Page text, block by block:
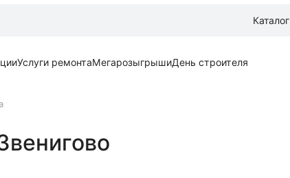
Каталог
Услуги ремонтаМегарозыгрышиДень строителя